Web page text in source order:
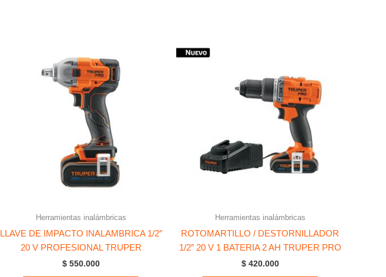
Herramientas inalámbricas
LLAVE DE IMPACTO INALAMBRICA 1/2″
20 V PROFESIONAL TRUPER
$550.000
Herramientas inalámbricas
ROTOMARTILLO / DESTORNILLADOR
1/2″ 20 V 1 BATERIA 2 AH TRUPER PRO
$420.000